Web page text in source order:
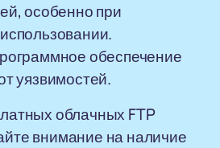
особенно при
обеспечение
уязвимостей.
облачных FTP
внимание на наличие